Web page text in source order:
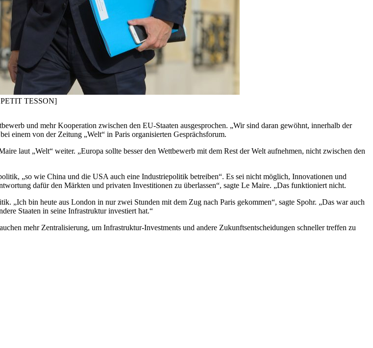
PETIT TESSON]
und mehr Kooperation zwischen den EU-Staaten ausgesprochen. „Wir sind daran gewöhnt, innerhalb der
einem von der Zeitung „Welt“ in Paris organisierten Gesprächsforum.
laut „Welt“ weiter. „Europa sollte besser den Wettbewerb mit dem Rest der Welt aufnehmen, nicht zwischen den
„so wie China und die USA auch eine Industriepolitik betreiben“. Es sei nicht möglich, Innovationen und
dafür den Märkten und privaten Investitionen zu überlassen“, sagte Le Maire. „Das funktioniert nicht.
„Ich bin heute aus London in nur zwei Stunden mit dem Zug nach Paris gekommen“, sagte Spohr. „Das war auch
Staaten in seine Infrastruktur investiert hat.“
mehr Zentralisierung, um Infrastruktur-Investments und andere Zukunftsentscheidungen schneller treffen zu